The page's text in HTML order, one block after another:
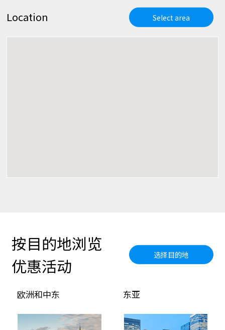
Location Select area
按目的地浏览
优惠活动
选择目的地
欧洲和中东 东亚